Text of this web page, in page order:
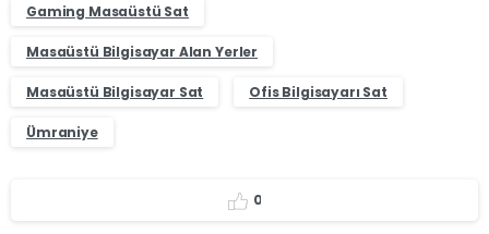
Gaming Masaüstü Sat
Masaüstü Bilgisayar Alan Yerler
Masaüstü Bilgisayar Sat Ofis Bilgisayarı Sat
Ümraniye
0